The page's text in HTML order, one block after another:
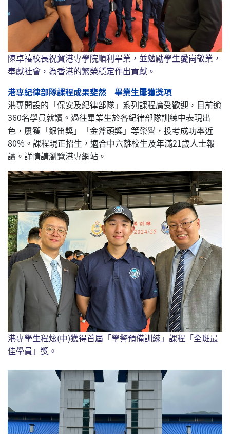
陳卓禧校長祝賀港專學院順利畢業，並勉勵學生愛崗敬業，
奉獻社會，為香港的繁榮穩定作出貢獻。
港專紀律部隊課程成果斐然 畢業生屢獲獎項
港專開設的「保安及紀律部隊」系列課程廣受歡迎，目前逾
360名學員就讀。過往畢業生於各紀律部隊訓練中表現出
色，屢獲「銀笛獎」「金斧頭獎」等榮譽，投考成功率近
80%。課程現正招生，適合中六離校生及年滿21歲人士報
讀。詳情請瀏覽港專網站。
港專學生程炫(中)獲得首屆「學警預備訓練」課程「全班最
佳學員」獎。